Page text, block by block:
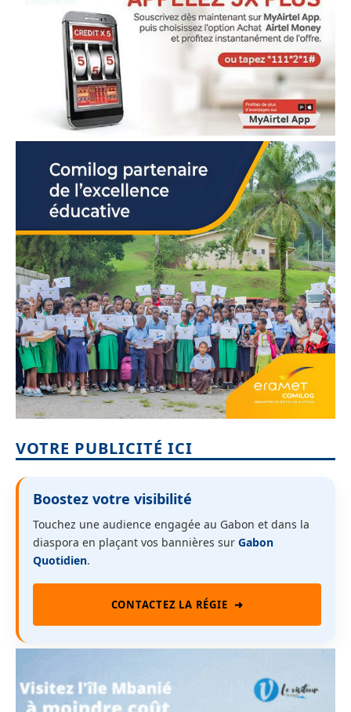
VOTRE PUBLICITÉ ICI
Boostez votre visibilité
Touchez une audience engagée au Gabon et dans la
diaspora en plaçant vos bannières sur Gabon
Quotidien.
CONTACTEZ LA RÉGIE ➜